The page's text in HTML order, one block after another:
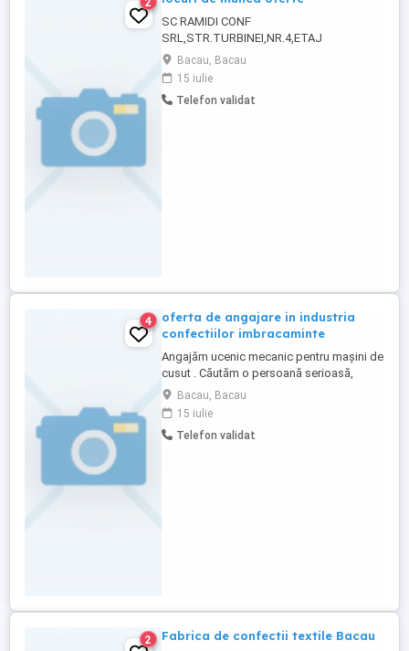
SC RAMIDI CONF
SRL,STR.TURBINEI,NR.4,ETAJ
1,ANGAJEAZA SEF LINIE PRODUCTIE
CONFECTII IMBRACAMINTE .
Bacau, Bacau
15 iulie
Telefon validat
4
oferta de angajare in industria
confectiilor imbracaminte
Angajăm ucenic mecanic pentru mașini de
cusut . Căutăm o persoană serioasă,
responsabilă și dornică să învețe o
meserie. Nu este necesară experiența
oferim instruire completă la locul de
muncă. Dacă îți place să înveți lucruri noi
Bacau, Bacau
15 iulie
Telefon validat
2 Fabrica de confectii textile Bacau